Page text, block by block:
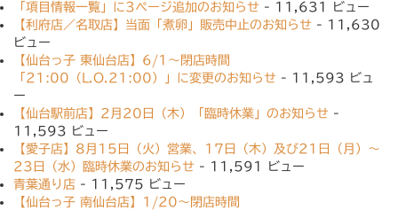
「項目情報一覧」に3ページ追加のお知らせ - 11,631 ビュー
【利府店／名取店】当面「煮卵」販売中止のお知らせ - 11,630
ビュー
【仙台っ子 東仙台店】6/1〜閉店時間
「21:00（L.O.21:00）」に変更のお知らせ - 11,593 ビュ
ー
【仙台駅前店】2月20日（木）「臨時休業」のお知らせ -
11,593 ビュー
【愛子店】8月15日（火）営業、17日（木）及び21日（月）〜
23日（水）臨時休業のお知らせ - 11,591 ビュー
青葉通り店 - 11,575 ビュー
【仙台っ子 南仙台店】1/20〜閉店時間